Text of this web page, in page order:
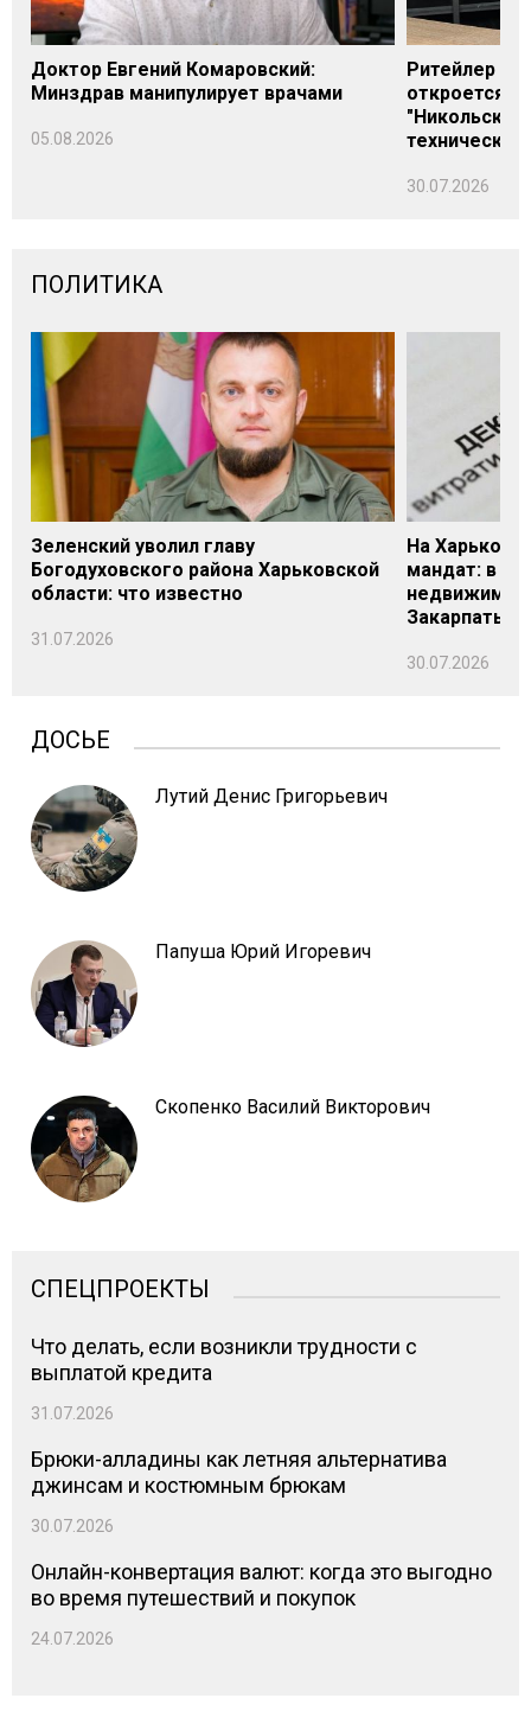
Доктор Евгений Комаровский:
Минздрав манипулирует врачами
05.08.2026
Ритейлер
откроется
технических
30.07.2026
ПОЛИТИКА
Зеленский уволил главу
Богодуховского района Харьковской
области: что известно
31.07.2026
На
мандат: в
Закарпатье
30.07.2026
ДОСЬЕ
Лутий Денис Григорьевич
Папуша Юрий Игоревич
Скопенко Василий Викторович
СПЕЦПРОЕКТЫ
Что делать, если возникли трудности с
выплатой кредита
31.07.2026
Брюки-алладины как летняя альтернатива
джинсам и костюмным брюкам
30.07.2026
Онлайн-конвертация валют: когда это выгодно
во время путешествий и покупок
24.07.2026